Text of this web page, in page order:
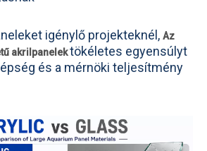
igénylő projekteknél, Az
akrilpanelektökéletes egyensúlyt
és a mérnöki teljesítmény